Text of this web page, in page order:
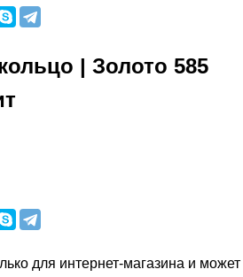
| Золото 585
для интернет-магазина и может